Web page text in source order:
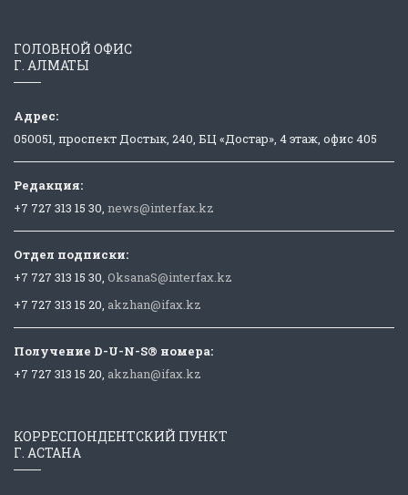
ГОЛОВНОЙ ОФИС
Г. АЛМАТЫ
Адрес:
050051, проспект Достык, 240, БЦ «Достар», 4 этаж, офис 405
Редакция:
+7 727 313 15 30, news@interfax.kz
Отдел подписки:
+7 727 313 15 30, OksanaS@interfax.kz
+7 727 313 15 20, akzhan@ifax.kz
Получение D-U-N-S® номера:
+7 727 313 15 20, akzhan@ifax.kz
КОРРЕСПОНДЕНТСКИЙ ПУНКТ
Г. АСТАНА